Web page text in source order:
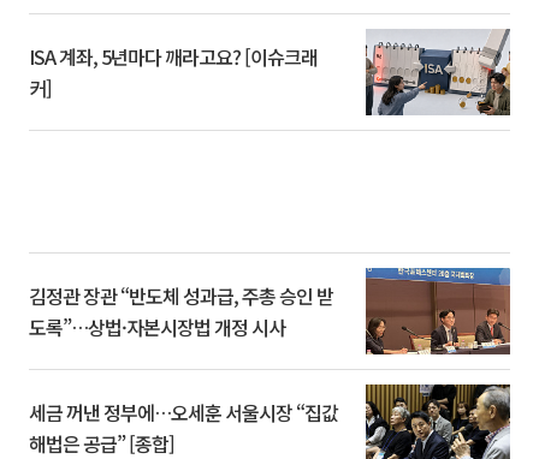
ISA 계좌, 5년마다 깨라고요? [이슈크래
커]
김정관 장관 “반도체 성과급, 주총 승인 받
도록”…상법·자본시장법 개정 시사
세금 꺼낸 정부에…오세훈 서울시장 “집값
해법은 공급” [종합]